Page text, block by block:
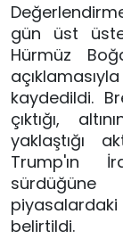
gün üst üste
Hürmüz
kaydedildi.
çıktığı,
yaklaştığı
Trump'ın
belirtildi.